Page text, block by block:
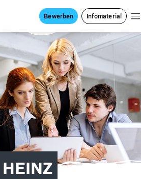
Bewerben Infomaterial